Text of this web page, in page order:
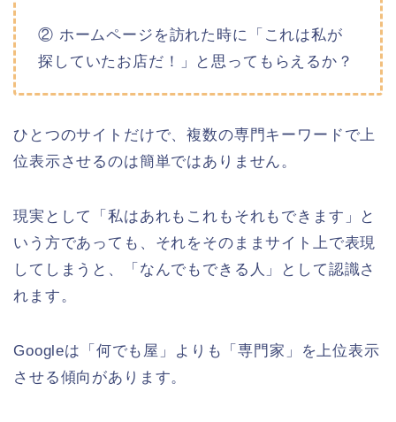
② ホームページを訪れた時に「これは私が
探していたお店だ！」と思ってもらえるか？
ひとつのサイトだけで、複数の専門キーワードで上
位表示させるのは簡単ではありません。
現実として「私はあれもこれもそれもできます」と
いう方であっても、それをそのままサイト上で表現
してしまうと、「なんでもできる人」として認識さ
れます。
Googleは「何でも屋」よりも「専門家」を上位表示
させる傾向があります。